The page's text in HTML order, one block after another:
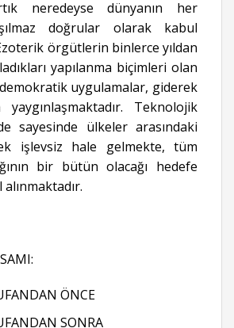
neredeyse dünyanın her
doğrular olarak kabul
örgütlerin binlerce yıldan
yapılanma biçimleri olan
uygulamalar, giderek
Teknolojik
sayesinde ülkeler arasındaki
işlevsiz hale gelmekte, tüm
bir bütün olacağı hedefe
ÖNCE
SONRA